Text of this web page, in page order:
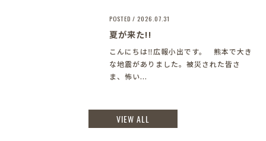
POSTED / 2026.07.31
夏が来た!!
こんにちは‼︎広報小出です。 熊本で大き
な地震がありました。被災された皆さ
ま、怖い...
VIEW ALL